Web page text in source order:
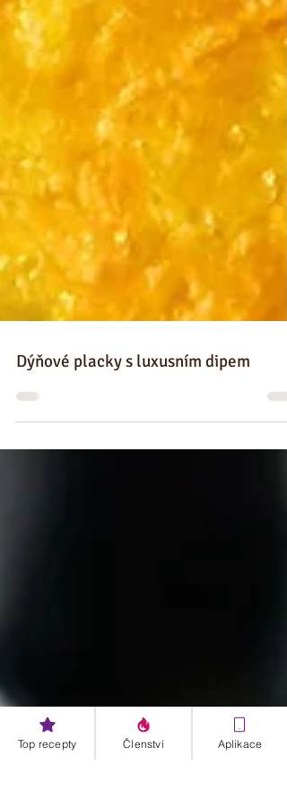
Top recepty Členství Aplikace